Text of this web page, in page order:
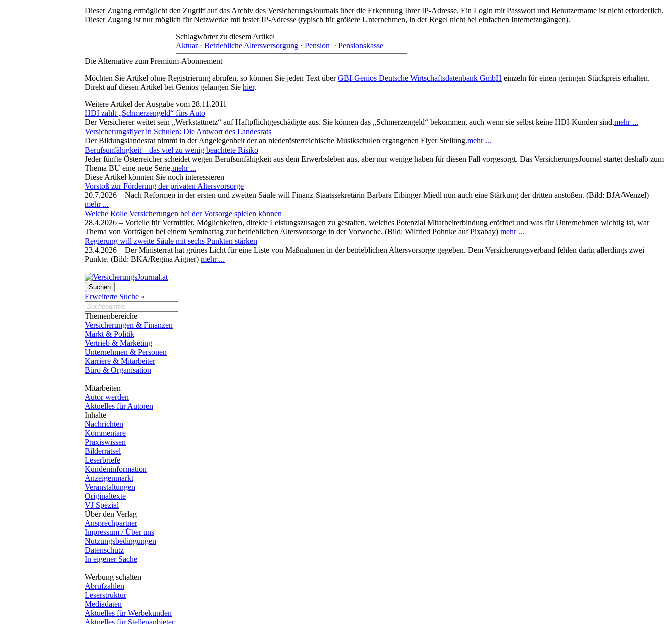
Dieser Zugang ermöglicht den Zugriff auf das Archiv des VersicherungsJournals über die Erkennung Ihrer IP-Adresse. Ein Login mit Passwort und Benutzername ist nicht erforderlich.
Dieser Zugang ist nur möglich für Netzwerke mit fester IP-Adresse (typisch für größere Unternehmen, in der Regel nicht bei einfachen Internetzugängen).
Schlagwörter zu diesem Artikel
Aktuar· Betriebliche Altersversorgung · Pension · Pensionskasse
Die Alternative zum Premium-Abonnement
Möchten Sie Artikel ohne Registrierung abrufen, so können Sie jeden Text überGBI-Genios Deutsche Wirtschaftsdatenbank GmbH einzeln für einen geringen Stückpreis erhalten.
Direkt auf diesen Artikel bei Genios gelangen Sie hier.
Weitere Artikel der Ausgabe vom 28.11.2011
HDI zahlt „Schmerzengeld“ fürs Auto
Der Versicherer weitet sein „Werkstattnetz“ auf Haftpflichtgeschädigte aus. Sie können das „Schmerzengeld“ bekommen, auch wenn sie selbst keine HDI-Kunden sind.mehr ...
Versicherungsflyer in Schulen: Die Antwort des Landesrats
Der Bildungslandesrat nimmt in der Angelegenheit der an niederösterreichische Musikschulen ergangenen Flyer Stellung.mehr ...
Berufsunfähigkeit – das viel zu wenig beachtete Risiko
Jeder fünfte Österreicher scheidet wegen Berufsunfähigkeit aus dem Erwerbsleben aus, aber nur wenige haben für diesen Fall vorgesorgt. Das VersicherungsJournal startet deshalb zum
Thema BU eine neue Serie.mehr ...
Diese Artikel könnten Sie noch interessieren
Vorstoß zur Förderung der privaten Altersvorsorge
20.7.2026 – Nach Reformen in der ersten und zweiten Säule will Finanz-Staatssekretärin Barbara Eibinger-Miedl nun auch eine Stärkung der dritten anstoßen. (Bild: BJA/Wenzel)
mehr ...
Welche Rolle Versicherungen bei der Vorsorge spielen können
28.4.2026 – Vorteile für Vermittler, Möglichkeiten, direkte Leistungszusagen zu gestalten, welches Potenzial Mitarbeiterbindung eröffnet und was für Unternehmen wichtig ist, war
Thema von Vorträgen bei einem Seminartag zur betrieblichen Altersvorsorge in der Vorwoche. (Bild: Wilfried Pohnke auf Pixabay) mehr ...
Regierung will zweite Säule mit sechs Punkten stärken
23.4.2026 – Der Ministerrat hat grünes Licht für eine Liste von Maßnahmen in der betrieblichen Altersvorsorge gegeben. Dem Versicherungsverband fehlen darin allerdings zwei
Punkte. (Bild: BKA/Regina Aigner) mehr ...
Erweiterte Suche »
Themenbereiche
Versicherungen & Finanzen
Markt & Politik
Vertrieb & Marketing
Unternehmen & Personen
Karriere & Mitarbeiter
Büro & Organisation
Mitarbeiten
Autor werden
Aktuelles für Autoren
Inhalte
Nachrichten
Kommentare
Praxiswissen
Bilderrätsel
Leserbriefe
Kundeninformation
Anzeigenmarkt
Veranstaltungen
Originaltexte
VJ Spezial
Über den Verlag
Ansprechpartner
Impressum / Über uns
Nutzungsbedingungen
Datenschutz
In eigener Sache
Werbung schalten
Abrufzahlen
Leserstruktur
Mediadaten
Aktuelles für Werbekunden
Aktuelles für Stellenanbieter